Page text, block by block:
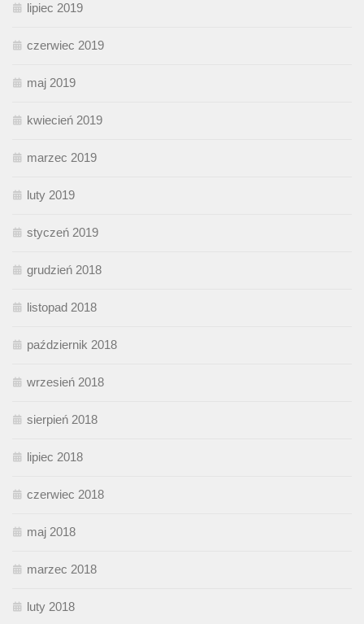
lipiec 2019
czerwiec 2019
maj 2019
kwiecień 2019
marzec 2019
luty 2019
styczeń 2019
grudzień 2018
listopad 2018
październik 2018
wrzesień 2018
sierpień 2018
lipiec 2018
czerwiec 2018
maj 2018
marzec 2018
luty 2018